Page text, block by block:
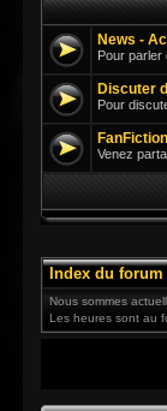
News -
Pour parler
Discuter
Pour
Venez
Index du forum
Nous sommes
Les heures sont au